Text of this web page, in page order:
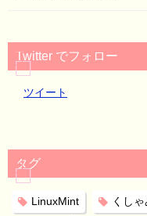
Twitter でフォロー
ツイート
タグ
LinuxMint くし